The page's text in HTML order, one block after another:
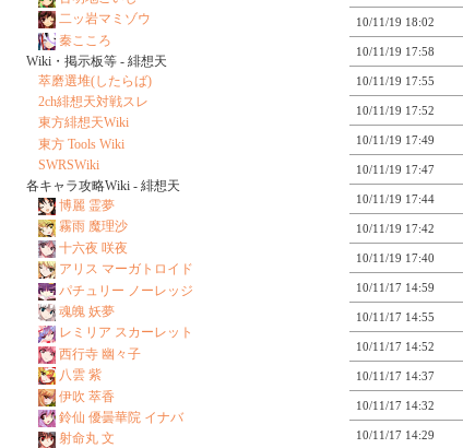
10/11/19 18:02
10/11/19 17:58
10/11/19 17:55
10/11/19 17:52
10/11/19 17:49
10/11/19 17:47
10/11/19 17:44
10/11/19 17:42
10/11/19 17:40
10/11/17 14:59
10/11/17 14:55
10/11/17 14:52
10/11/17 14:37
10/11/17 14:32
10/11/17 14:29
二ッ岩マミゾウ
秦こころ
Wiki・掲示板等 - 緋想天
萃磨選堆(したらば)
2ch緋想天対戦スレ
東方緋想天Wiki
東方 Tools Wiki
SWRSWiki
各キャラ攻略Wiki - 緋想天
博麗 霊夢
霧雨 魔理沙
十六夜 咲夜
アリス マーガトロイド
パチュリー ノーレッジ
魂魄 妖夢
レミリア スカーレット
西行寺 幽々子
八雲 紫
伊吹 萃香
鈴仙 優曇華院 イナバ
射命丸 文